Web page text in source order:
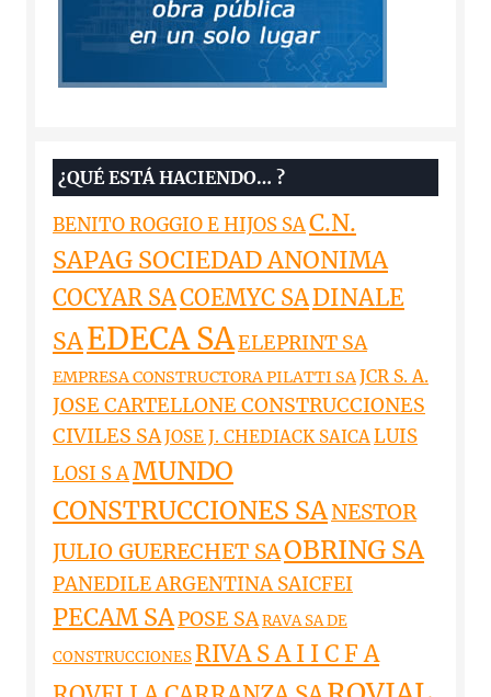
¿QUÉ ESTÁ HACIENDO… ?
BENITO ROGGIO E HIJOS SAC.N.
SAPAG SOCIEDAD ANONIMA
COCYAR SACOEMYC SADINALE
SAEDECA SAELEPRINT SA
EMPRESA CONSTRUCTORA PILATTI SAJCR S. A.
JOSE CARTELLONE CONSTRUCCIONES
CIVILES SAJOSE J. CHEDIACK SAICALUIS
LOSI S AMUNDO
CONSTRUCCIONES SANESTOR
JULIO GUERECHET SAOBRING SA
PANEDILE ARGENTINA SAICFEI
PECAM SAPOSE SARAVA SA DE
CONSTRUCCIONES RIVA S A I I C F A